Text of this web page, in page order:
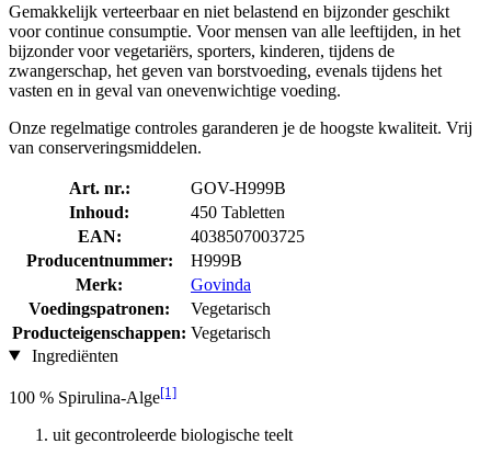
Gemakkelijk verteerbaar en niet belastend en bijzonder geschikt
voor continue consumptie. Voor mensen van alle leeftijden, in het
bijzonder voor vegetariërs, sporters, kinderen, tijdens de
zwangerschap, het geven van borstvoeding, evenals tijdens het
vasten en in geval van onevenwichtige voeding.
Onze regelmatige controles garanderen je de hoogste kwaliteit. Vrij
van conserveringsmiddelen.
Art. nr.:
GOV-H999B
Inhoud:
450 Tabletten
EAN:
4038507003725
Producentnummer:
H999B
Merk:
Govinda
Voedingspatronen:
Vegetarisch
Producteigenschappen: Vegetarisch
Ingrediënten
100 % Spirulina-Alge[1]
uit gecontroleerde biologische teelt